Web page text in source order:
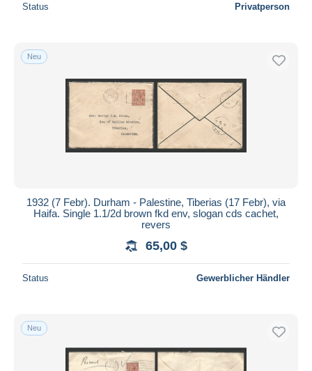
Status Privatperson
Neu
1932 (7 Febr). Durham - Palestine, Tiberias (17 Febr), via
Haifa. Single 1.1/2d brown fkd env, slogan cds cachet,
revers
65,00 $
Status Gewerblicher Händler
Neu